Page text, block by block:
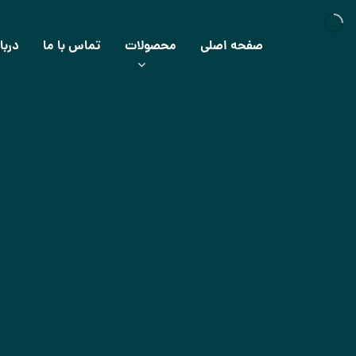
صفحه اصلی محصولات تماس با ما